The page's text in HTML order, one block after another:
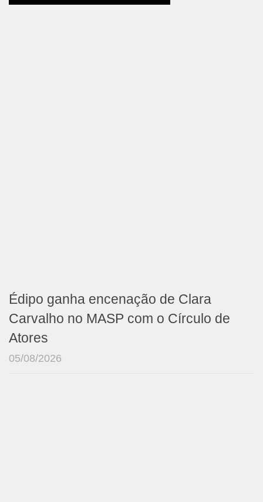
Édipo ganha encenação de Clara
Carvalho no MASP com o Círculo de
Atores
05/08/2026